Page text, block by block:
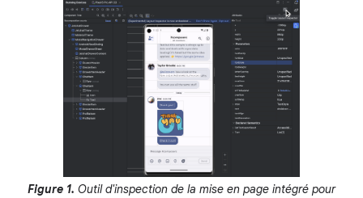
Figure 1. Outil d'inspection de la mise en page intégré pour